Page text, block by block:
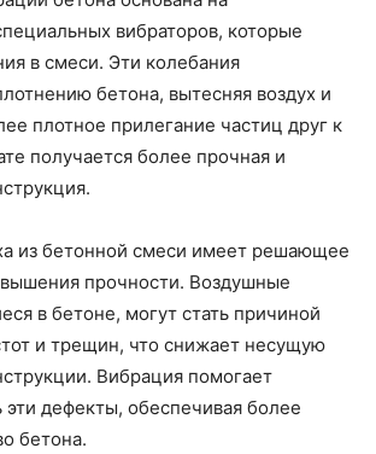
вибраторов, которые
в смеси. Эти колебания
бетона, вытесняя воздух и
плотное прилегание частиц друг к
получается более прочная и
из бетонной смеси имеет решающее
прочности. Воздушные
в бетоне, могут стать причиной
и трещин, что снижает несущую
Вибрация помогает
дефекты, обеспечивая более
бетона.